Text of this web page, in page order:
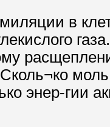
в
энер-гии